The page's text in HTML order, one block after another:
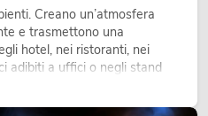
Creano un’atmosfera
e trasmettono una
hotel, nei ristoranti, nei
adibiti a uffici o negli stand
qualità è ormai parte
di arredamento.